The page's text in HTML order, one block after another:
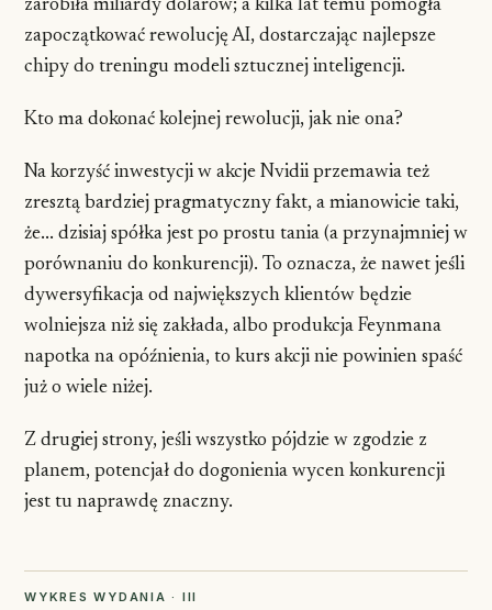
zarobiła miliardy dolarów; a kilka lat temu pomogła
zapoczątkować rewolucję AI, dostarczając najlepsze
chipy do treningu modeli sztucznej inteligencji.
Kto ma dokonać kolejnej rewolucji, jak nie ona?
Na korzyść inwestycji w akcje Nvidii przemawia też
zresztą bardziej pragmatyczny fakt, a mianowicie taki,
że... dzisiaj spółka jest po prostu tania (a przynajmniej w
porównaniu do konkurencji). To oznacza, że nawet jeśli
dywersyfikacja od największych klientów będzie
wolniejsza niż się zakłada, albo produkcja Feynmana
napotka na opóźnienia, to kurs akcji nie powinien spaść
już o wiele niżej.
Z drugiej strony, jeśli wszystko pójdzie w zgodzie z
planem, potencjał do dogonienia wycen konkurencji
jest tu naprawdę znaczny.
WYKRES WYDANIA · III